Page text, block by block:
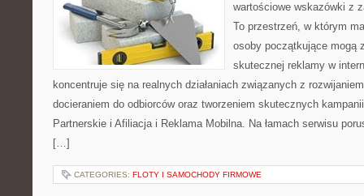
wartościowe wskazówki z
To przestrzeń, w którym
osoby początkujące mogą
skutecznej reklamy w
koncentruje się na realnych działaniach związanych z
docieraniem do odbiorców oraz tworzeniem skutecznych
Partnerskie i Afiliacja i Reklama Mobilna. Na łamach serwisu
[…]
CATEGORIES: FLOTY I SAMOCHODY FIRMOWE